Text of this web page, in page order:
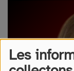
Les